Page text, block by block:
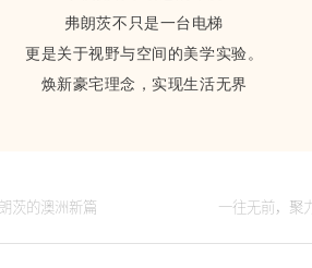
弗朗茨不只是一台电梯
更是关于视野与空间的美学实验。
焕新豪宅理念，实现生活无界
茨的澳洲新篇 一往无前，聚